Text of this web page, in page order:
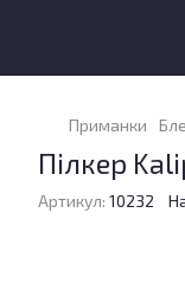
Приманки
Пілкер
Артикул: 10232